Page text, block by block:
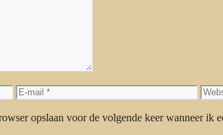
E-
mail
opslaan voor de volgende keer wanneer ik